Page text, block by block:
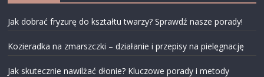
Jak dobrać fryzurę do kształtu twarzy? Sprawdź nasze porady!
Kozieradka na zmarszczki – działanie i przepisy na pielęgnację
Jak skutecznie nawilżać dłonie? Kluczowe porady i metody